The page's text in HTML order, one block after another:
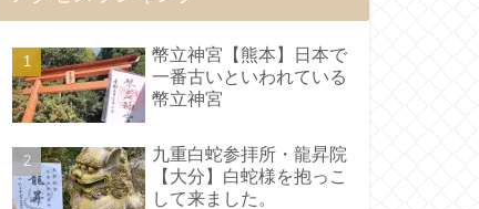
幣立神宮【熊本】日本で
一番古いといわれている
幣立神宮
九重白蛇参拝所・龍昇院
【大分】白蛇様を抱っこ
して来ました。